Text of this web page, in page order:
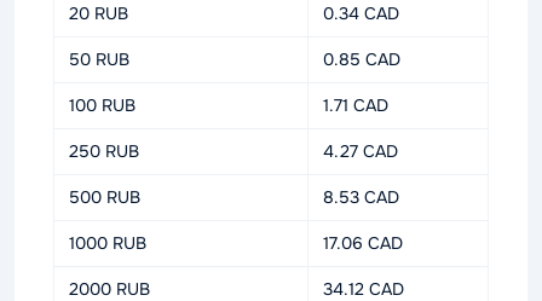
20 RUB 0.34 CAD
50 RUB 0.85 CAD
100 RUB 1.71 CAD
250 RUB 4.27 CAD
500 RUB 8.53 CAD
1000 RUB 17.06 CAD
2000 RUB 34.12 CAD